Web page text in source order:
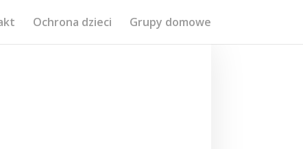
Ochrona dzieci Grupy domowe